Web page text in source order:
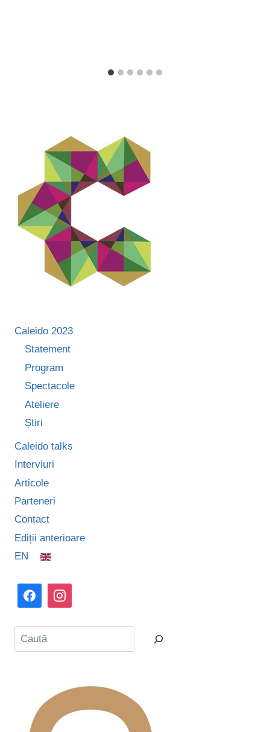
Caleido 2023
Statement
Program
Spectacole
Ateliere
Știri
Caleido talks
Interviuri
Articole
Parteneri
Contact
Ediții anterioare
EN
Caută